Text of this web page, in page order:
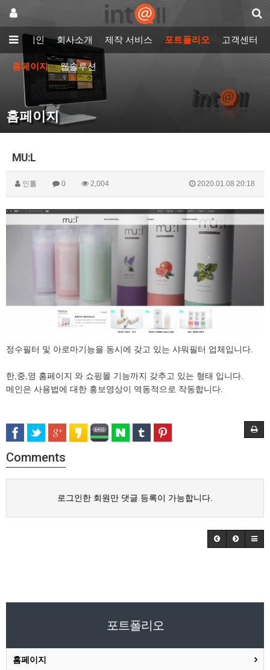
메인 회사소개 제작 서비스 포트폴리오 고객센터
홈페이지 웹솔루션
홈페이지
MU:L
인톨 0 2,004 2020.01.08 20:18
정수필터 및 아로마기능을 동시에 갖고 있는 샤워필터 업체입니다.
한,중,영 홈페이지 와 쇼핑몰 기능까지 갖추고 있는 형태 입니다.
메인은 사용법에 대한 홍보영상이 역동적으로 작동합니다.
Comments
로그인한 회원만 댓글 등록이 가능합니다.
포트폴리오
홈페이지